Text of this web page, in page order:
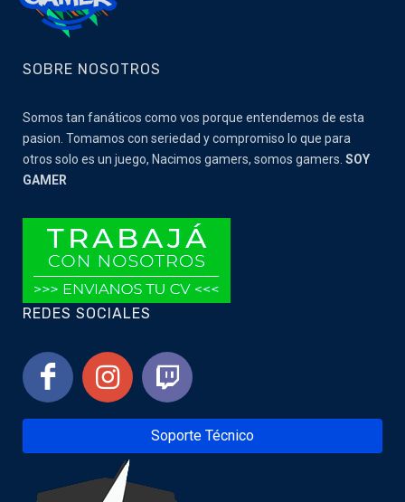
SOBRE NOSOTROS
Somos tan fanáticos como vos porque entendemos de esta
pasion. Tomamos con seriedad y compromiso lo que para
otros solo es un juego, Nacimos gamers, somos gamers. SOY
GAMER
REDES SOCIALES
Soporte Técnico